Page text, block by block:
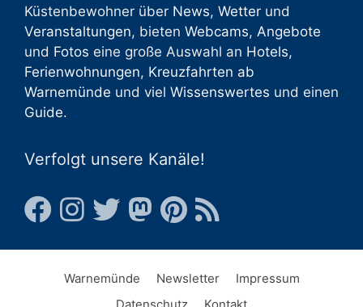
Küstenbewohner über News, Wetter und
Veranstaltungen, bieten Webcams, Angebote
und Fotos eine große Auswahl an Hotels,
Ferienwohnungen, Kreuzfahrten ab
Warnemünde und viel Wissenswertes und einen
Guide.
Verfolgt unsere Kanäle!
Warnemünde Newsletter
Impressum